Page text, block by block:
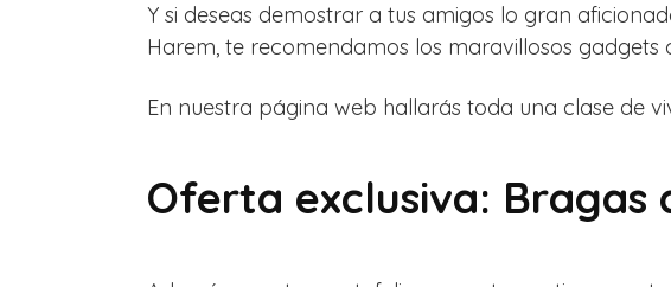
Y si deseas demostrar a tus amigos lo gran
Harem, te recomendamos los maravillosos gadgets
En nuestra página web hallarás toda una clase de
Oferta exclusiva: Bragas